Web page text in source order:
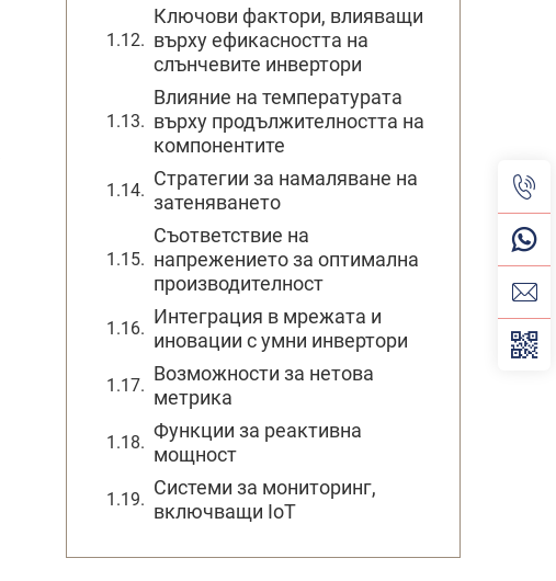
Ключови фактори, влияващи
върху ефикасността на
слънчевите инвертори
Влияние на температурата
върху продължителността на
компонентите
Стратегии за намаляване на
затеняването
Съответствие на
напрежението за оптимална
производителност
Интеграция в мрежата и
иновации с умни инвертори
Возможности за нетова
метрика
Функции за реактивна
мощност
Системи за мониторинг,
включващи IoT